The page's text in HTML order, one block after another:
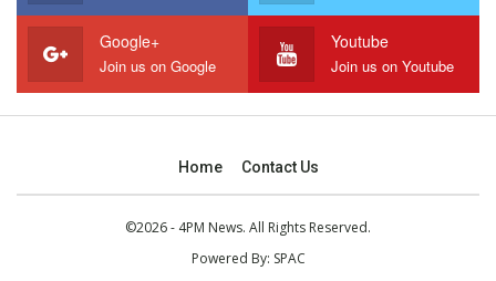
Google+
Join us on Google
Youtube
Join us on Youtube
Home Contact Us
©2026 - 4PM News. All Rights Reserved.
Powered By: SPAC